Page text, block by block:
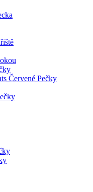
Červené Pečky